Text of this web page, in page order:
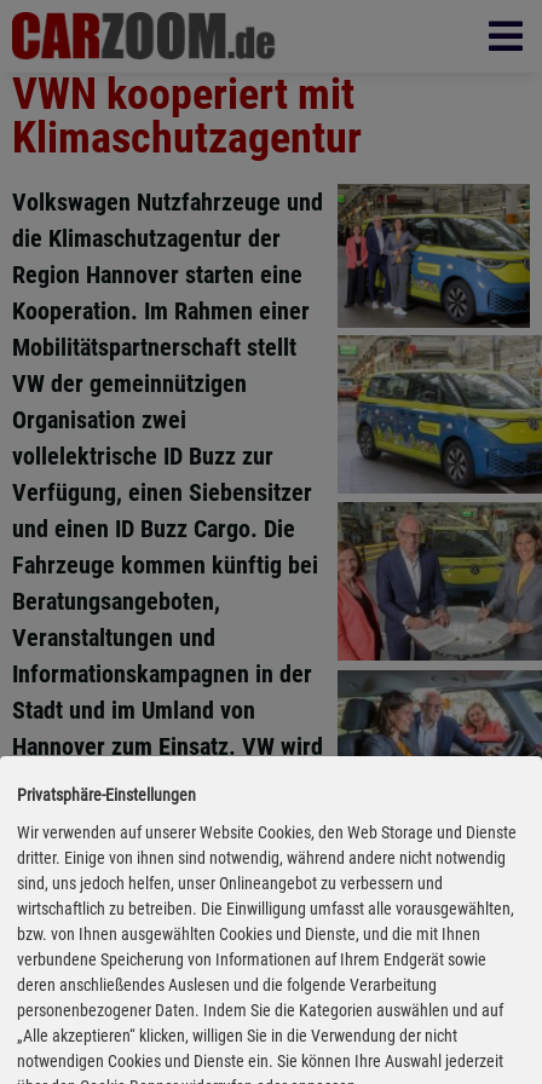
VWN kooperiert mit
Klimaschutzagentur
Fotos: Volkswagen via Autoren-
Union Mobilität
Volkswagen Nutzfahrzeuge und
die Klimaschutzagentur der
Region Hannover starten eine
Kooperation. Im Rahmen einer
Mobilitätspartnerschaft stellt
VW der gemeinnützigen
Organisation zwei
vollelektrische ID Buzz zur
Verfügung, einen Siebensitzer
und einen ID Buzz Cargo. Die
Fahrzeuge kommen künftig bei
Beratungsangeboten,
Veranstaltungen und
Informationskampagnen in der
Stadt und im Umland von
Hannover zum Einsatz. VW wird
dabei auch in ausgewählte
Formate und Aktivitäten der
Klimaschutzagentur
eingebunden. Dazu zählen
unter anderem die Kampagne
„RegiON“ sowie
Veranstaltungsformate für
Unternehmen zum Thema
Elektromobilität.
Privatsphäre-Einstellungen
Wir verwenden auf unserer Website Cookies, den Web Storage und Dienste
dritter. Einige von ihnen sind notwendig, während andere nicht notwendig
sind, uns jedoch helfen, unser Onlineangebot zu verbessern und
wirtschaftlich zu betreiben. Die Einwilligung umfasst alle vorausgewählten,
bzw. von Ihnen ausgewählten Cookies und Dienste, und die mit Ihnen
verbundene Speicherung von Informationen auf Ihrem Endgerät sowie
deren anschließendes Auslesen und die folgende Verarbeitung
personenbezogener Daten. Indem Sie die Kategorien auswählen und auf
„Alle akzeptieren“ klicken, willigen Sie in die Verwendung der nicht
notwendigen Cookies und Dienste ein. Sie können Ihre Auswahl jederzeit